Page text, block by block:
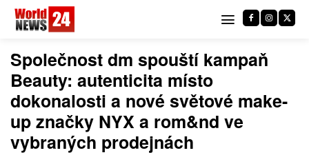
Společnost dm spouští kampaň
Beauty: autenticita místo
dokonalosti a nové světové make-
up značky NYX a rom&nd ve
vybraných prodejnách